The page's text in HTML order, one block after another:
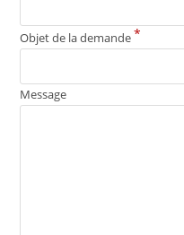
Objet de la demande*
Message